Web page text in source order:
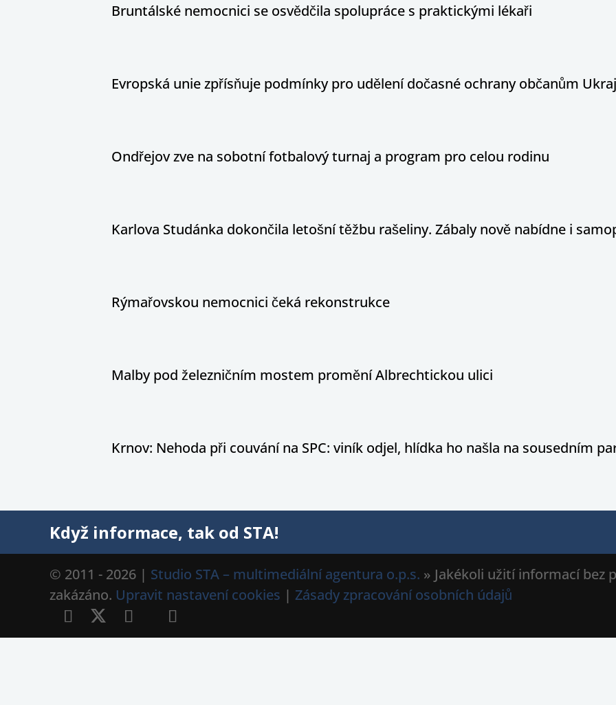
Bruntálské nemocnici se osvědčila spolupráce s praktickými lékaři
Evropská unie zpřísňuje podmínky pro udělení dočasné ochrany občanům
Ondřejov zve na sobotní fotbalový turnaj a program pro celou rodinu
Karlova Studánka dokončila letošní těžbu rašeliny. Zábaly nově nabídne i
Rýmařovskou nemocnici čeká rekonstrukce
Malby pod železničním mostem promění Albrechtickou ulici
Krnov: Nehoda při couvání na SPC: viník odjel, hlídka ho našla na sousedním
Když informace, tak od STA!
© 2011 - 2026 | Studio STA – multimediální agentura o.p.s. » Jakékoli užití informací bez
zakázáno. Upravit nastavení cookies | Zásady zpracování osobních údajů